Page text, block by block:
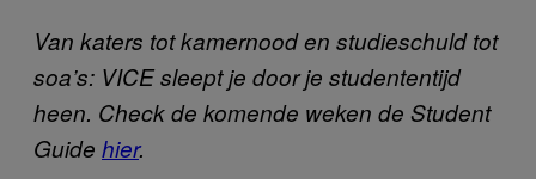
Van katers tot kamernood en studieschuld tot
soa’s: VICE sleept je door je studententijd
heen. Check de komende weken de Student
Guide hier.